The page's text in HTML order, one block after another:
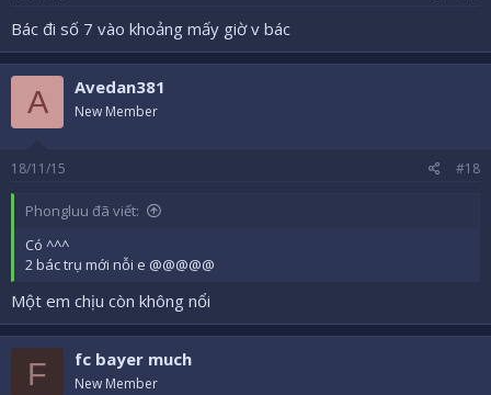
Bác đi số 7 vào khoảng mấy giờ v bác
A Avedan381
New Member
18/11/15 #18
Phongluu đã viết:
Có ^^^
2 bác trụ mới nỗi e @@@@@
Một em chịu còn không nổi
F fc bayer much
New Member